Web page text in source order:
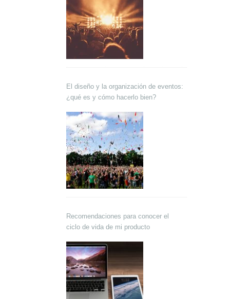
El diseño y la organización de eventos:
¿qué es y cómo hacerlo bien?
Recomendaciones para conocer el
ciclo de vida de mi producto